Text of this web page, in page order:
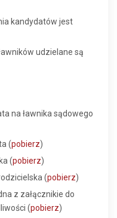
kandydatów jest
udzielane są
na ławnika sądowego
(pobierz)
(pobierz)
(pobierz)
z załącznikie do
(pobierz)